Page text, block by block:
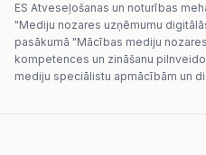
ES Atveseļošanas un noturības
"Mediju nozares uzņēmumu
pasākumā "Mācības mediju
kompetences un zināšanu
mediju speciālistu apmācībām un